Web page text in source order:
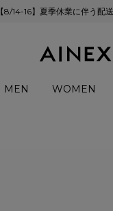
【8/14-16】夏季休業に伴う配
MEN WOMEN